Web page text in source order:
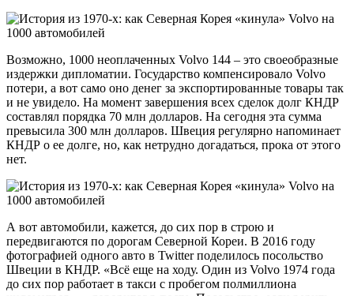
Возможно, 1000 неоплаченных Volvo 144 – это своеобразные
издержки дипломатии. Государство компенсировало Volvo
потери, а вот само оно денег за экспортированные товары так
и не увидело. На момент завершения всех сделок долг КНДР
составлял порядка 70 млн долларов. На сегодня эта сумма
превысила 300 млн долларов. Швеция регулярно напоминает
КНДР о ее долге, но, как нетрудно догадаться, прока от этого
нет.
А вот автомобили, кажется, до сих пор в строю и
передвигаются по дорогам Северной Кореи. В 2016 году
фотографией одного авто в Twitter поделилось посольство
Швеции в КНДР. «Всё еще на ходу. Один из Volvo 1974 года
до сих пор работает в такси с пробегом полмиллиона